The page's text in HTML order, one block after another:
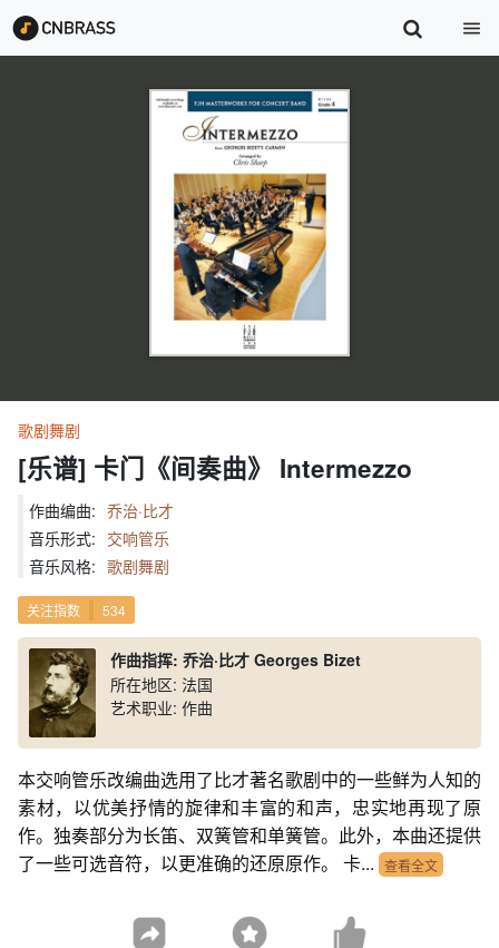
歌剧舞剧
[乐谱] 卡门《间奏曲》 Intermezzo
作曲编曲: 乔治·比才
音乐形式: 交响管乐
音乐风格: 歌剧舞剧
关注指数 534
作曲指挥: 乔治·比才 Georges Bizet
所在地区: 法国
艺术职业: 作曲
本交响管乐改编曲选用了比才著名歌剧中的一些鲜为人知的
素材，以优美抒情的旋律和丰富的和声，忠实地再现了原
作。独奏部分为长笛、双簧管和单簧管。此外，本曲还提供
了一些可选音符，以更准确的还原原作。 卡... 查看全文